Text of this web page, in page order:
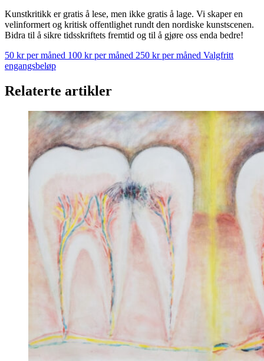
Kunstkritikk er gratis å lese, men ikke gratis å lage. Vi skaper en
velinformert og kritisk offentlighet rundt den nordiske kunstscenen.
Bidra til å sikre tidsskriftets fremtid og til å gjøre oss enda bedre!
50 kr per måned 100 kr per måned 250 kr per måned Valgfritt
engangsbeløp
Relaterte artikler